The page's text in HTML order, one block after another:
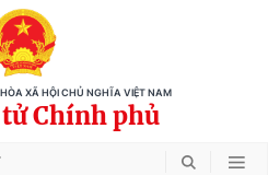
XÃ HỘI CHỦ NGHĨA VIỆT NAM
Chính phủ